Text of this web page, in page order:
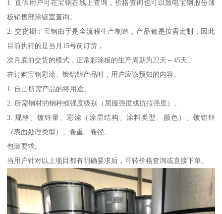
1. 直供用户可在宝钢在线上查询，价格查询也可以致电宝钢股份薄
板销售部涂镀室查询。
2. 交货期：宝钢由于是全流程生产制造，产品都是按需定制，因此
目前执行的是当月15号前订货，
次月底前交货的模式，正常彩涂板的生产周期为22天～45天。
在订购宝钢彩涂、镀铝锌产品时，用户应该预知的内容。
1. 自己所需产品的终用途。
2. 所需钢材的钢种或强度级别（屈服强度或抗拉强度）。
3. 规格、镀锌量、彩涂（涂层结构、涂料类型、颜色）、镀铝锌
（表面处理类型）、卷重、卷径、
包装要求。
当用户针对以上项目都有明确要求后，可转价格查询或直接下单。